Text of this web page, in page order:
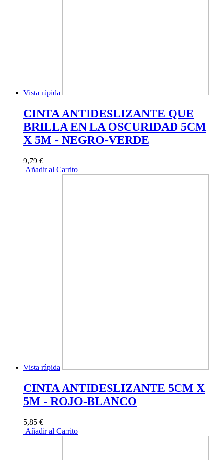
Vista rápida
CINTA ANTIDESLIZANTE QUE
BRILLA EN LA OSCURIDAD 5CM
X 5M - NEGRO-VERDE
9,79 €
Añadir al Carrito
Vista rápida
CINTA ANTIDESLIZANTE 5CM X
5M - ROJO-BLANCO
5,85 €
Añadir al Carrito